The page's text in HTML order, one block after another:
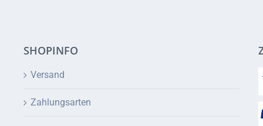
SHOPINFO
Versand
Zahlungsarten